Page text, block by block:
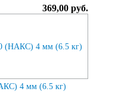
369,00 руб.
4 мм (6.5 кг)